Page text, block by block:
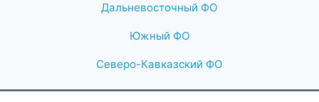
Дальневосточный ФО
Южный ФО
Северо-Кавказский ФО